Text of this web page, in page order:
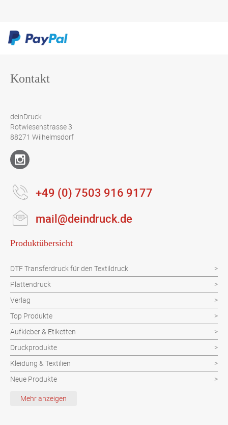
Kontakt
deinDruck
Rotwiesenstrasse 3
88271 Wilhelmsdorf
+49 (0) 7503 916 9177
mail@deindruck.de
Produktübersicht
DTF Transferdruck für den Textildruck
Plattendruck
Verlag
Top Produkte
Aufkleber & Etiketten
Druckprodukte
Kleidung & Textilien
Neue Produkte
Schutzvorrichtung
Mehr anzeigen